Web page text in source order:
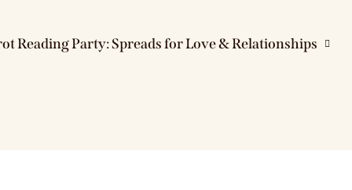
Reading Party: Spreads for Love & Relationships